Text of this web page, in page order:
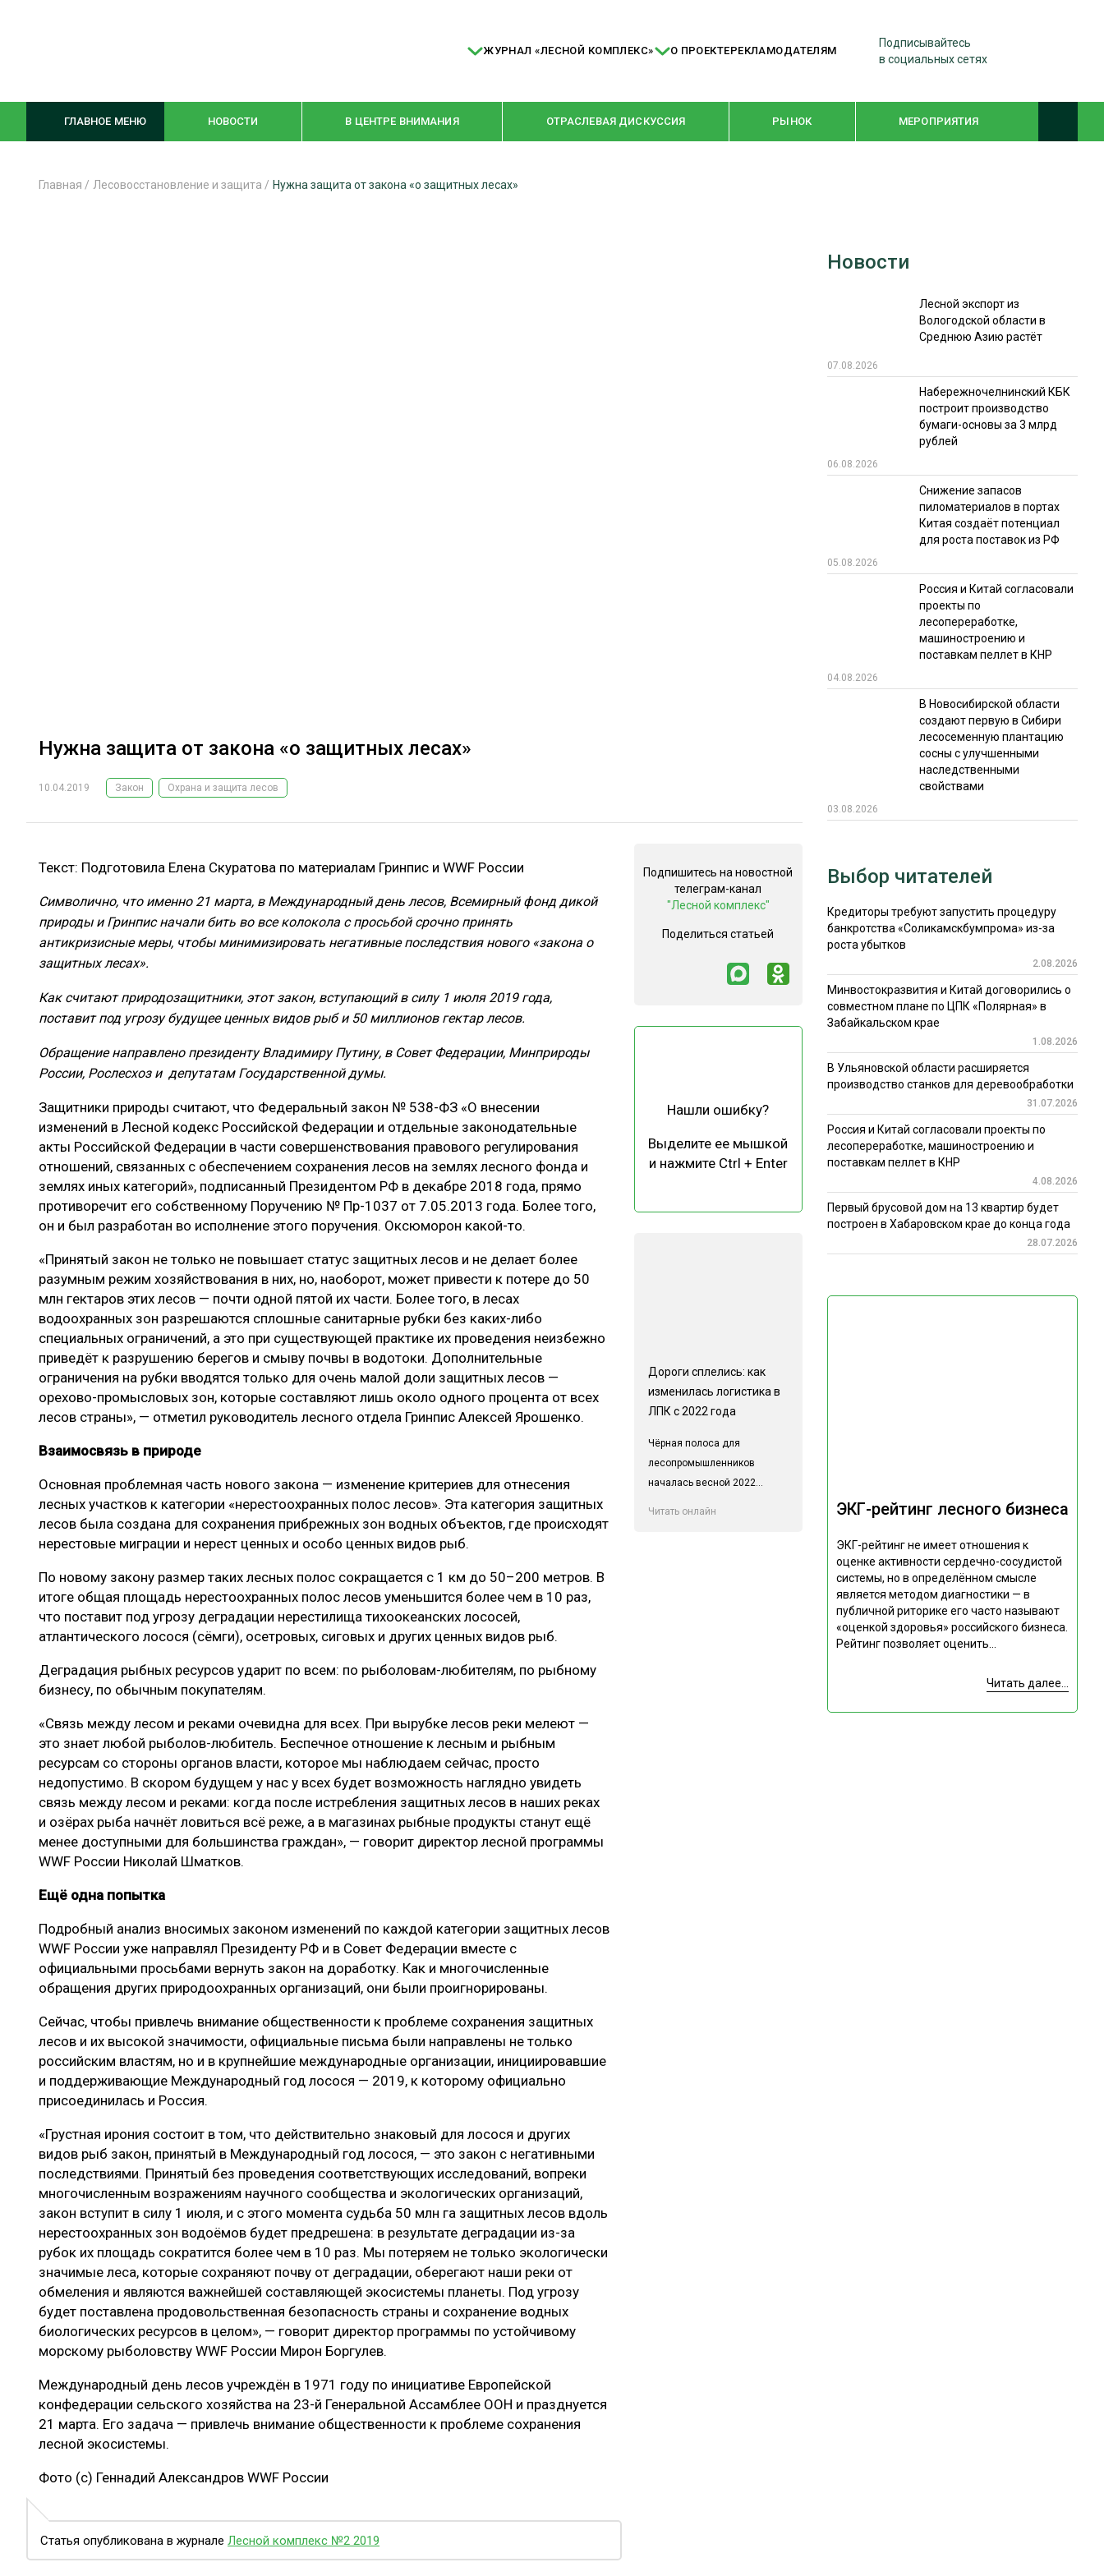
ЖУРНАЛ «ЛЕСНОЙ КОМПЛЕКС» О ПРОЕКТЕРЕКЛАМОДАТЕЛЯМ
Подписывайтесь
в социальных сетях
ГЛАВНОЕ МЕНЮ НОВОСТИ В ЦЕНТРЕ ВНИМАНИЯ ОТРАСЛЕВАЯ ДИСКУССИЯ РЫНОК МЕРОПРИЯТИЯ
WOODEX-2021
СУШКА ДРЕВЕСИНЫ
ИТОГИ МЕРОПРИЯТИЙ
Главная / Лесовосстановление и защита / Нужна защита от закона «о защитных лесах»
Нужна защита от закона «о защитных лесах»
10.04.2019 Закон Охрана и защита лесов
Текст: Подготовила Елена Скуратова по материалам Гринпис и WWF России
Символично, что именно 21 марта, в Международный день лесов, Всемирный фонд дикой
природы и Гринпис начали бить во все колокола с просьбой срочно принять
антикризисные меры, чтобы минимизировать негативные последствия нового «закона о
защитных лесах».
Как считают природозащитники, этот закон, вступающий в силу 1 июля 2019 года,
поставит под угрозу будущее ценных видов рыб и 50 миллионов гектар лесов.
Обращение направлено президенту Владимиру Путину, в Совет Федерации, Минприроды
России, Рослесхоз и депутатам Государственной думы.
Защитники природы считают, что Федеральный закон № 538-ФЗ «О внесении
изменений в Лесной кодекс Российской Федерации и отдельные законодательные
акты Российской Федерации в части совершенствования правового регулирования
отношений, связанных с обеспечением сохранения лесов на землях лесного фонда и
землях иных категорий», подписанный Президентом РФ в декабре 2018 года, прямо
противоречит его собственному Поручению № Пр-1037 от 7.05.2013 года. Более того,
он и был разработан во исполнение этого поручения. Оксюморон какой-то.
«Принятый закон не только не повышает статус защитных лесов и не делает более
разумным режим хозяйствования в них, но, наоборот, может привести к потере до 50
млн гектаров этих лесов — почти одной пятой их части. Более того, в лесах
водоохранных зон разрешаются сплошные санитарные рубки без каких-либо
специальных ограничений, а это при существующей практике их проведения неизбежно
приведёт к разрушению берегов и смыву почвы в водотоки. Дополнительные
ограничения на рубки вводятся только для очень малой доли защитных лесов —
орехово-промысловых зон, которые составляют лишь около одного процента от всех
лесов страны», — отметил руководитель лесного отдела Гринпис Алексей Ярошенко.
Взаимосвязь в природе
Основная проблемная часть нового закона — изменение критериев для отнесения
лесных участков к категории «нерестоохранных полос лесов». Эта категория защитных
лесов была создана для сохранения прибрежных зон водных объектов, где происходят
нерестовые миграции и нерест ценных и особо ценных видов рыб.
По новому закону размер таких лесных полос сокращается с 1 км до 50–200 метров. В
итоге общая площадь нерестоохранных полос лесов уменьшится более чем в 10 раз,
что поставит под угрозу деградации нерестилища тихоокеанских лососей,
атлантического лосося (сёмги), осетровых, сиговых и других ценных видов рыб.
Деградация рыбных ресурсов ударит по всем: по рыболовам-любителям, по рыбному
бизнесу, по обычным покупателям.
«Связь между лесом и реками очевидна для всех. При вырубке лесов реки мелеют —
это знает любой рыболов-любитель. Беспечное отношение к лесным и рыбным
ресурсам со стороны органов власти, которое мы наблюдаем сейчас, просто
недопустимо. В скором будущем у нас у всех будет возможность наглядно увидеть
связь между лесом и реками: когда после истребления защитных лесов в наших реках
и озёрах рыба начнёт ловиться всё реже, а в магазинах рыбные продукты станут ещё
менее доступными для большинства граждан», — говорит директор лесной программы
WWF России Николай Шматков.
Ещё одна попытка
Подробный анализ вносимых законом изменений по каждой категории защитных лесов
WWF России уже направлял Президенту РФ и в Совет Федерации вместе с
официальными просьбами вернуть закон на доработку. Как и многочисленные
обращения других природоохранных организаций, они были проигнорированы.
Сейчас, чтобы привлечь внимание общественности к проблеме сохранения защитных
лесов и их высокой значимости, официальные письма были направлены не только
российским властям, но и в крупнейшие международные организации, инициировавшие
и поддерживающие Международный год лосося — 2019, к которому официально
присоединилась и Россия.
«Грустная ирония состоит в том, что действительно знаковый для лосося и других
видов рыб закон, принятый в Международный год лосося, — это закон с негативными
последствиями. Принятый без проведения соответствующих исследований, вопреки
многочисленным возражениям научного сообщества и экологических организаций,
закон вступит в силу 1 июля, и с этого момента судьба 50 млн га защитных лесов вдоль
нерестоохранных зон водоёмов будет предрешена: в результате деградации из-за
рубок их площадь сократится более чем в 10 раз. Мы потеряем не только экологически
значимые леса, которые сохраняют почву от деградации, оберегают наши реки от
обмеления и являются важнейшей составляющей экосистемы планеты. Под угрозу
будет поставлена продовольственная безопасность страны и сохранение водных
биологических ресурсов в целом», — говорит директор программы по устойчивому
морскому рыболовству WWF России Мирон Боргулев.
Международный день лесов учреждён в 1971 году по инициативе Европейской
конфедерации сельского хозяйства на 23-й Генеральной Ассамблее ООН и празднуется
21 марта. Его задача — привлечь внимание общественности к проблеме сохранения
лесной экосистемы.
Фото (с) Геннадий Александров WWF России
Статья опубликована в журнале Лесной комплекс №2 2019
Подпишитесь на новостной
телеграм-канал
"Лесной комплекс"
Поделиться статьей
Нашли ошибку?
Выделите ее мышкой
и нажмите Ctrl + Enter
Дороги сплелись: как
изменилась логистика в
ЛПК с 2022 года
Чёрная полоса для
лесопромышленников
началась весной 2022...
Читать онлайн
Новости
Лесной экспорт из
Вологодской области в
Среднюю Азию растёт
07.08.2026
Набережночелнинский КБК
построит производство
бумаги-основы за 3 млрд
рублей
06.08.2026
Снижение запасов
пиломатериалов в портах
Китая создаёт потенциал
для роста поставок из РФ
05.08.2026
Россия и Китай согласовали
проекты по
лесопереработке,
машиностроению и
поставкам пеллет в КНР
04.08.2026
В Новосибирской области
создают первую в Сибири
лесосеменную плантацию
сосны с улучшенными
наследственными
свойствами
03.08.2026
ЭКГ-рейтинг лесного бизнеса
ЭКГ-рейтинг не имеет отношения к
оценке активности сердечно-сосудистой
системы, но в определённом смысле
является методом диагностики — в
публичной риторике его часто называют
«оценкой здоровья» российского бизнеса.
Рейтинг позволяет оценить...
Читать далее...
Выбор читателей
Кредиторы требуют запустить процедуру
банкротства «Соликамскбумпрома» из-за
роста убытков
2.08.2026
Минвостокразвития и Китай договорились о
совместном плане по ЦПК «Полярная» в
Забайкальском крае
1.08.2026
В Ульяновской области расширяется
производство станков для деревообработки
31.07.2026
Россия и Китай согласовали проекты по
лесопереработке, машиностроению и
поставкам пеллет в КНР
4.08.2026
Первый брусовой дом на 13 квартир будет
построен в Хабаровском крае до конца года
28.07.2026